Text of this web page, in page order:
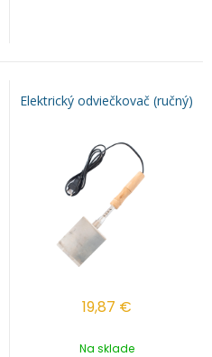
Elektrický odviečkovač (ručný)
19,87 €
Na sklade